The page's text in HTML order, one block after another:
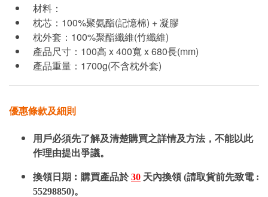
材料：
枕芯：100%聚氨酯(記憶棉) + 凝膠
枕外套：100%聚酯纖維(竹纖維)
產品尺寸：100高 x 400寬 x 680長(mm)
產品重量：1700g(不含枕外套)
優惠條款及細則
用戶必須先了解及清楚購買之詳情及方法，不能以此
作理由提出爭議。
換領日期︰購買產品於30 天內換領 (請取貨前先致電 :
55298850)。